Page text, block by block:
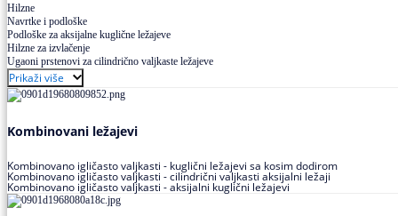
Hilzne
Navrtke i podloške
Podloške za aksijalne kuglične ležajeve
Hilzne za izvlačenje
Ugaoni prstenovi za cilindrično valjkaste ležajeve
Prikaži više
Kombinovani ležajevi
Kombinovano igličasto valjkasti - kuglični ležajevi sa kosim dodirom
Kombinovano igličasto valjkasti - cilindrični valjkasti aksijalni ležaji
Kombinovano igličasto valjkasti - aksijalni kuglični ležajevi